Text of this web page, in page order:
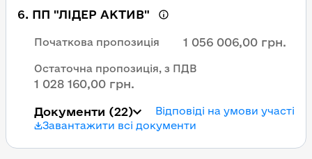
6. ПП "ЛІДЕР АКТИВ"
Початкова пропозиція 1 056 006,00 грн.
Остаточна пропозиція, з ПДВ
1 028 160,00 грн.
Документи (22)
Відповіді на умови участі
Завантажити всі документи